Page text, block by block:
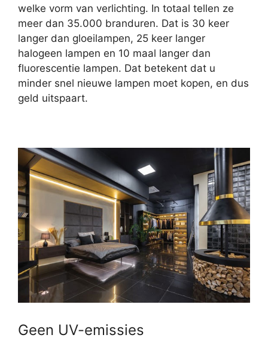
welke vorm van verlichting. In totaal tellen ze
meer dan 35.000 branduren. Dat is 30 keer
langer dan gloeilampen, 25 keer langer
halogeen lampen en 10 maal langer dan
fluorescentie lampen. Dat betekent dat u
minder snel nieuwe lampen moet kopen, en dus
geld uitspaart.
Geen UV-emissies